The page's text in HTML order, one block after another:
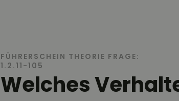
Welches
FÜHRERSCHEIN THEORIE FRAGE:
1.2.11-105